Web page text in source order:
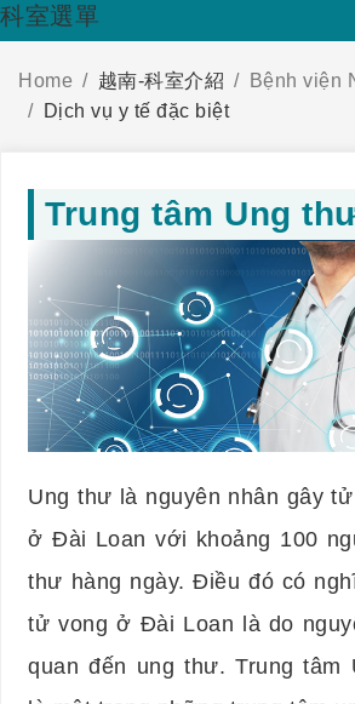
科室選單
Home 越南-科室介紹
Bệnh viện
Dịch vụ y tế đặc biệt
Trung tâm Ung
Ung thư là nguyên nhân gây
ở Đài Loan với khoảng 100
thư hàng ngày. Điều đó có
tử vong ở Đài Loan là do
quan đến ung thư. Trung tâm